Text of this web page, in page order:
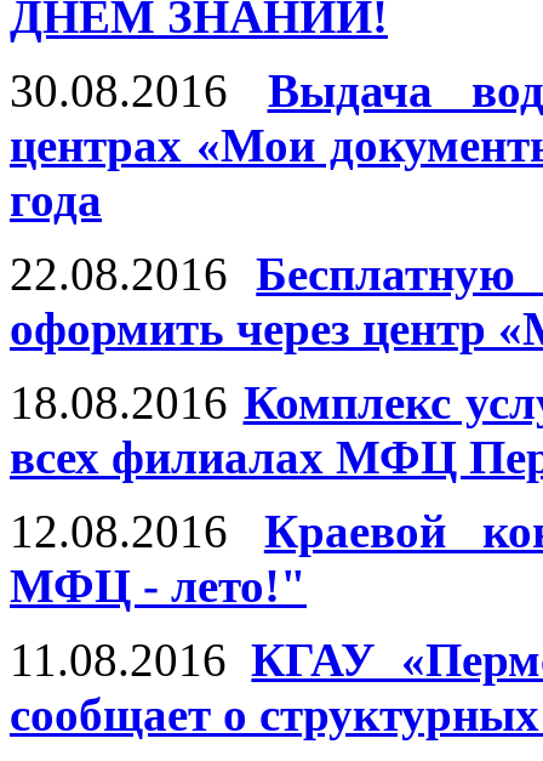
ДНЕМ ЗНАНИЙ!
30.08.2016
Выдача
центрах «Мои
года
22.08.2016
оформить через центр
18.08.2016 Комплекс
всех филиалах МФЦ
12.08.2016
Краевой
МФЦ - лето!"
11.08.2016 КГАУ
сообщает о